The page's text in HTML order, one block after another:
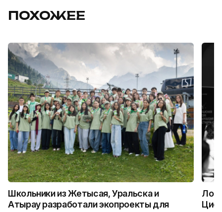
ПОХОЖЕЕ
Школьники из Жетысая, Уральска и
Атырау разработали экопроекты для